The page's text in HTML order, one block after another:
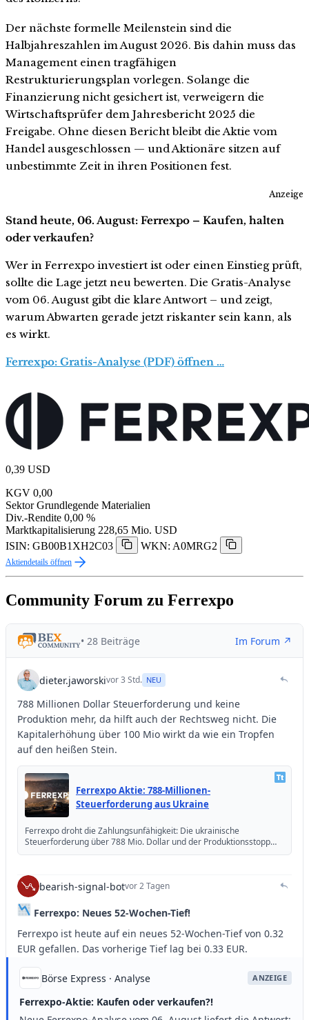
Der nächste formelle Meilenstein sind die
Halbjahreszahlen im August 2026. Bis dahin muss das
Management einen tragfähigen
Restrukturierungsplan vorlegen. Solange die
Finanzierung nicht gesichert ist, verweigern die
Wirtschaftsprüfer dem Jahresbericht 2025 die
Freigabe. Ohne diesen Bericht bleibt die Aktie vom
Handel ausgeschlossen — und Aktionäre sitzen auf
unbestimmte Zeit in ihren Positionen fest.
Anzeige
Stand heute, 06. August: Ferrexpo – Kaufen, halten
oder verkaufen?
Wer in Ferrexpo investiert ist oder einen Einstieg prüft,
sollte die Lage jetzt neu bewerten. Die Gratis-Analyse
vom 06. August gibt die klare Antwort – und zeigt,
warum Abwarten gerade jetzt riskanter sein kann, als
es wirkt.
Ferrexpo: Gratis-Analyse (PDF) öffnen …
0,39 USD
KGV 0,00
Sektor Grundlegende Materialien
Div.-Rendite 0,00 %
Marktkapitalisierung 228,65 Mio. USD
ISIN: GB00B1XH2C03
WKN: A0MRG2
Aktiendetails öffnen
Community Forum zu Ferrexpo